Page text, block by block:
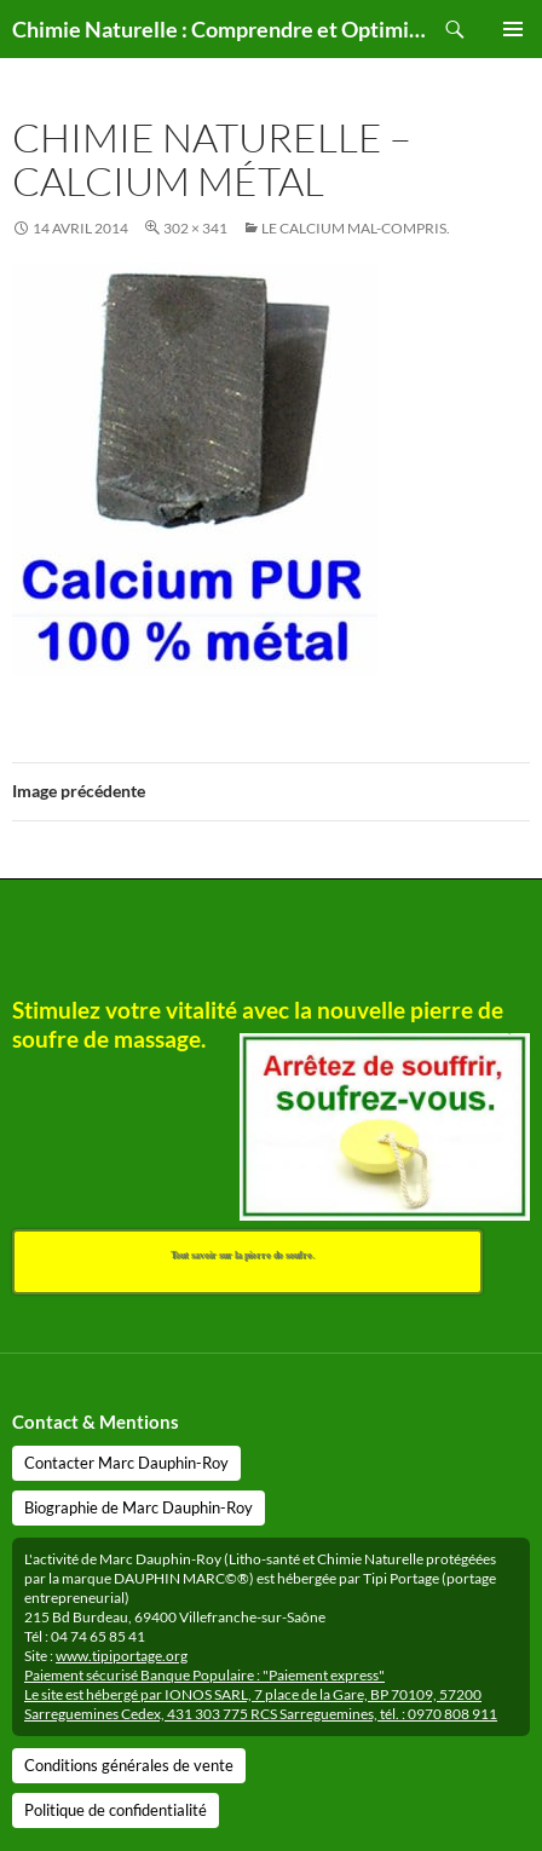
au
Chimie Naturelle : Comprendre et Optimiser le Corps Humain Naturellement
CHIMIE NATURELLE –
CALCIUM MÉTAL
14 AVRIL 2014 302 × 341 LE CALCIUM MAL-COMPRIS.
Image précédente
Stimulez votre vitalité avec la nouvelle pierre de
soufre de massage.
Tout savoir sur la pierre de soufre.
Contact & Mentions
Contacter Marc Dauphin-Roy
Biographie de Marc Dauphin-Roy
L'activité de Marc Dauphin-Roy (Litho-santé et Chimie Naturelle protégéées
par la marque DAUPHIN MARC©®) est hébergée par Tipi Portage (portage
entrepreneurial)
215 Bd Burdeau, 69400 Villefranche-sur-Saône
Tél : 04 74 65 85 41
Site :www.tipiportage.org
Paiement sécurisé Banque Populaire : "Paiement express"
Le site est hébergé par IONOS SARL, 7 place de la Gare, BP 70109, 57200
Sarreguemines Cedex, 431 303 775 RCS Sarreguemines, tél. : 0970 808 911
Conditions générales de vente
Politique de confidentialité